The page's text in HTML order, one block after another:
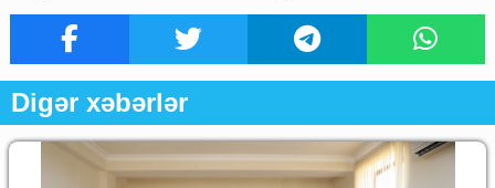
Digər xəbərlər